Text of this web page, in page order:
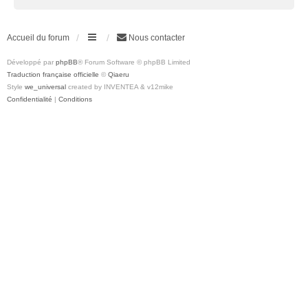
Accueil du forum Nous contacter
Développé par phpBB® Forum Software © phpBB Limited
Traduction française officielle © Qiaeru
Style we_universal created by INVENTEA & v12mike
Confidentialité | Conditions